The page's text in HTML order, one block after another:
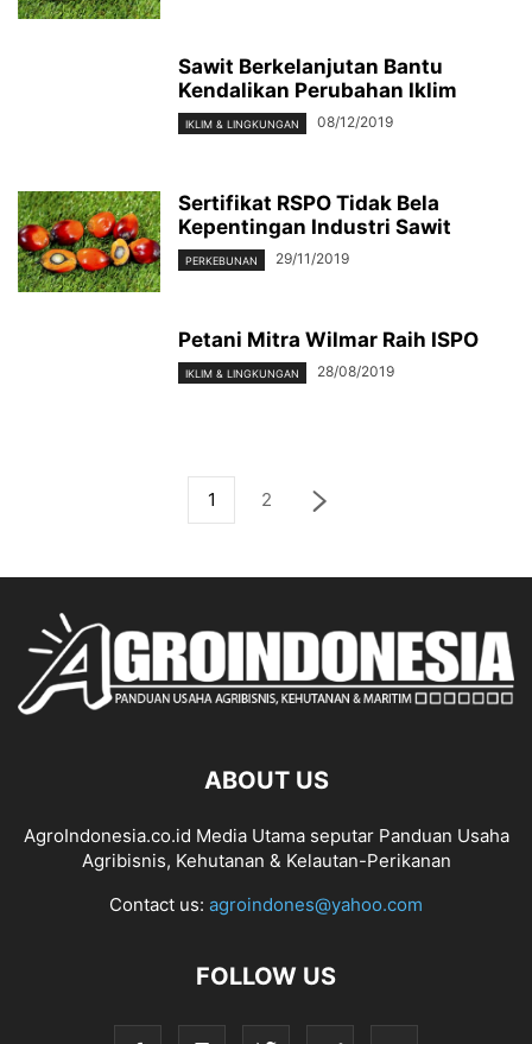
Sawit Berkelanjutan Bantu
Kendalikan Perubahan Iklim
IKLIM & LINGKUNGAN 08/12/2019
Sertifikat RSPO Tidak Bela
Kepentingan Industri Sawit
PERKEBUNAN 29/11/2019
Petani Mitra Wilmar Raih ISPO
IKLIM & LINGKUNGAN 28/08/2019
1 2
ABOUT US
AgroIndonesia.co.id Media Utama seputar Panduan Usaha
Agribisnis, Kehutanan & Kelautan-Perikanan
Contact us: agroindones@yahoo.com
FOLLOW US